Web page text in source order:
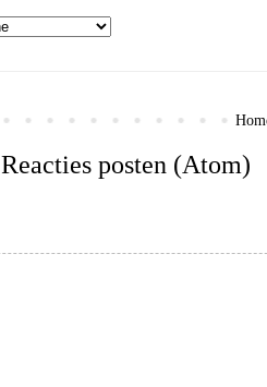
Reacties posten (Atom)